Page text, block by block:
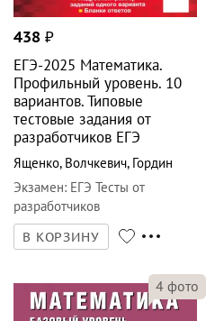
ЕГЭ-2025 Математика.
Профильный уровень. 10
вариантов. Типовые
тестовые задания от
разработчиков ЕГЭ
Ященко, Волчкевич,Гордин
Экзамен:ЕГЭ Тесты от
В КОРЗИНУ
4